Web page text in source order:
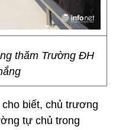
thăm Trường ĐH
biết, chủ trương
tự chủ trong